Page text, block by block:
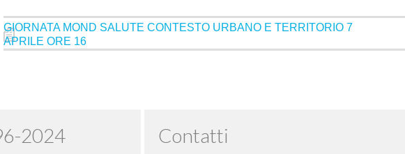
GIORNATA MOND SALUTE CONTESTO URBANO E TERRITORIO 7
APRILE ORE 16
2024 Contatti